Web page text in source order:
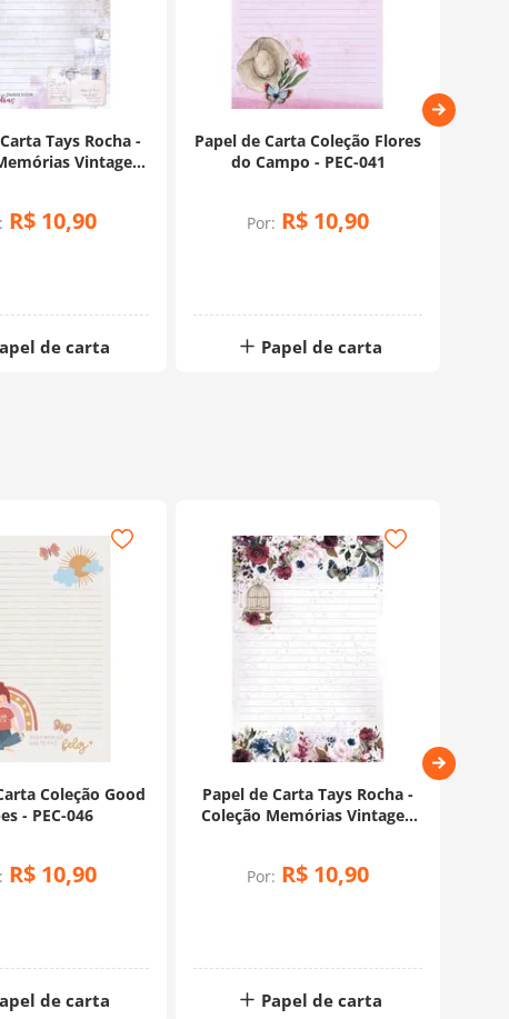
Tays Rocha -
Vintage -
R$ 10,90
de carta
Papel de Carta Coleção Flores
do Campo - PEC-041
Por: R$ 10,90
Papel de carta
Coleção Good
- PEC-046
R$ 10,90
de carta
Papel de Carta Tays Rocha -
Coleção Memórias Vintage -
Por: R$ 10,90
Papel de carta